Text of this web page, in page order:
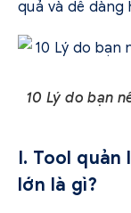
quả và dễ dàng
10 Lý do bạn
I. Tool quản
lớn là gì?